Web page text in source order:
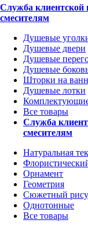
Служба клиентской
смесителям
Душевые
Душевые двери
Душевые
Душевые
Шторки на
Душевые лотки
Все товары
Служба
смесителям
Натуральная
Орнамент
Геометрия
Сюжетный
Однотонные
Все товары